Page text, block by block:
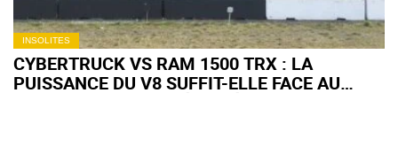
INSOLITES
CYBERTRUCK VS RAM 1500 TRX : LA
PUISSANCE DU V8 SUFFIT-ELLE FACE AU